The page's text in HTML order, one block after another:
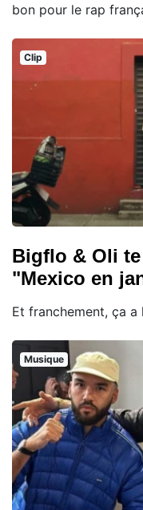
bon pour le rap
Clip
Bigflo & Oli
"Mexico en
Et franchement, ça a
Musique